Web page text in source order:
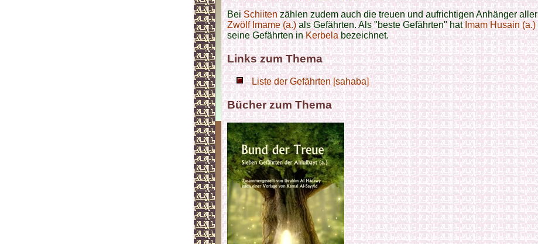
BeiSchiitenzählen zudem auch die treuen und aufrichtigen Anhänger aller
Zwölf Imame (a.)als Gefährten. Als "beste Gefährten" hatImam Husain (a.)
seine Gefährten inKerbelabezeichnet.
Links zum Thema
Liste der Gefährten [sahaba]
Bücher zum Thema